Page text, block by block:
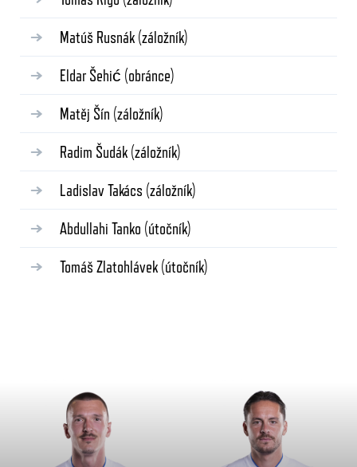
Matúš Rusnák (záložník)
Eldar Šehić (obránce)
Matěj Šín (záložník)
Radim Šudák (záložník)
Ladislav Takács (záložník)
Abdullahi Tanko (útočník)
Tomáš Zlatohlávek (útočník)